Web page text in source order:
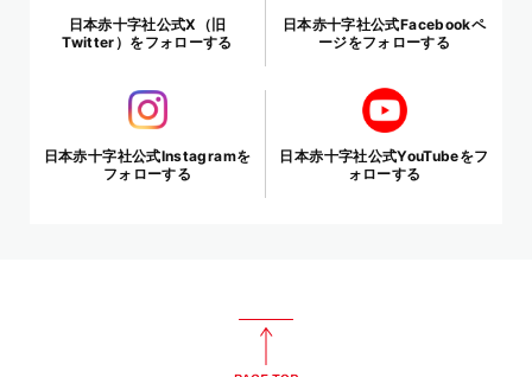
日本赤十字社公式X（旧
Twitter）をフォローする
日本赤十字社公式Facebookペ
ージをフォローする
日本赤十字社公式Instagramを
フォローする
日本赤十字社公式YouTubeをフ
ォローする